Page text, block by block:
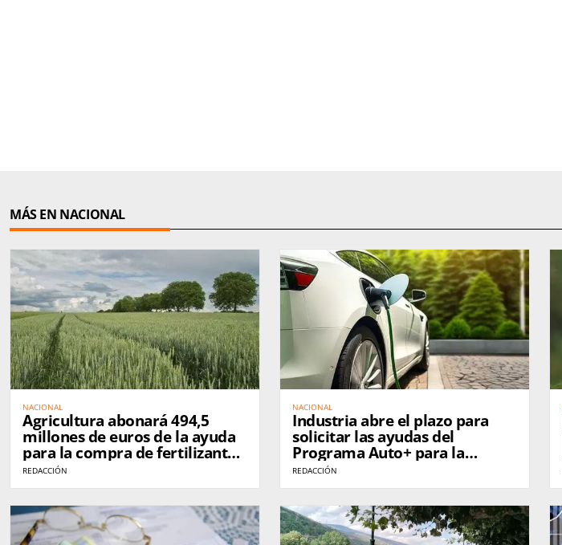
MÁS EN NACIONAL
NACIONAL
Agricultura abonará 494,5
millones de euros de la ayuda
para la compra de fertilizantes
a más de 249.000 agricultores
REDACCIÓN
NACIONAL
Industria abre el plazo para
solicitar las ayudas del
Programa Auto+ para la
compra de vehículos eléctricos
REDACCIÓN